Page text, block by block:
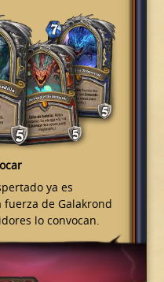
ya es
de Galakrond
lo convocan.